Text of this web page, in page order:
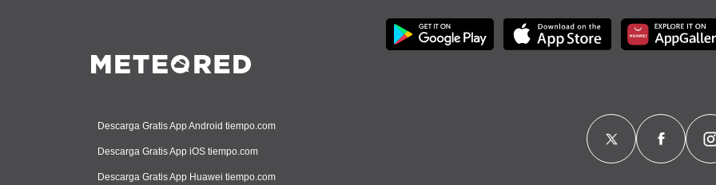
Descarga Gratis App Android tiempo.com
Descarga Gratis App iOS tiempo.com
Descarga Gratis App Huawei tiempo.com